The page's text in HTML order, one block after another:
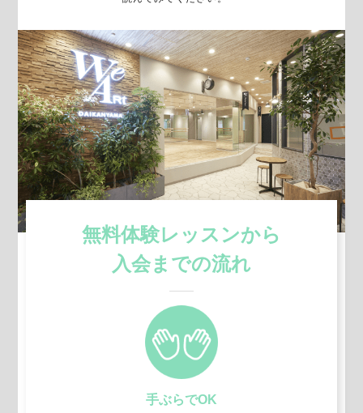
無料体験レッスンから
入会までの流れ
手ぶらでOK